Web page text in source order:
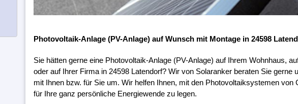
Photovoltaik-Anlage (PV-Anlage) auf Wunsch mit Montage in 24598
Sie hätten gerne eine Photovoltaik-Anlage (PV-Anlage) auf Ihrem Wohnhaus,
oder auf Ihrer Firma in 24598 Latendorf? Wir von Solaranker beraten Sie gerne
mit Ihnen bzw. für Sie um. Wir helfen Ihnen, mit den Photovoltaiksystemen von
für Ihre ganz persönliche Energiewende zu legen.